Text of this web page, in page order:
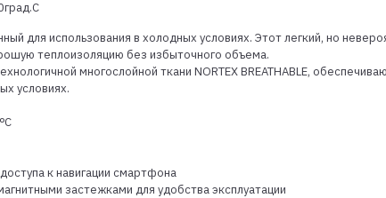
для использования в холодных условиях. Этот легкий, но
теплоизоляцию без избыточного объема.
многослойной ткани NORTEX BREATHABLE,
условиях.
к навигации смартфона
застежками для удобства эксплуатации